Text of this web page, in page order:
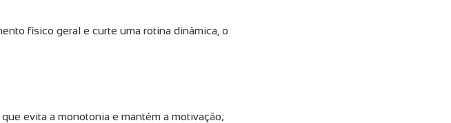
físico geral e curte uma rotina dinâmica, o
evita a monotonia e mantém a motivação;